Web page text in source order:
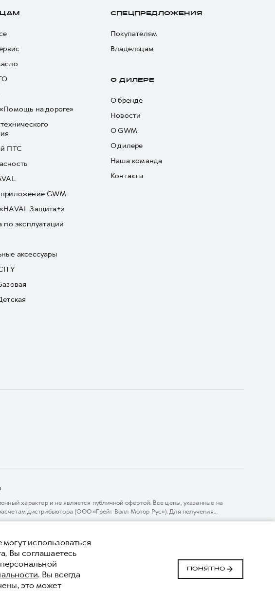
на дороге»
ПТС
GWM
Защита+»
по эксплуатации
аксессуары
СПЕЦПРЕДЛОЖЕНИЯ
Покупателям
Владельцам
О ДИЛЕРЕ
О бренде
Новости
О GWM
О дилере
Наша команда
Контакты
характер и не является публичной офертой. Все цены, указанные на
дистрибьютора (ООО «Грейт Волл Мотор Рус»). Для получения
Горячей линии 8 (800) 511-59-86, либо на сайте. Опубликованная на
(блок ЭРА-ГЛОНАСС).
носит ознакомительный характер. При наличии расхождений в условиях,
в сервисной книжке. ООО «Грейт Волл Мотор Рус» оставляет за собой право
информация Сделано в ПЕРКС
использоваться
Вы соглашаетесь
. Вы всегда
это может
ПОНЯТНО